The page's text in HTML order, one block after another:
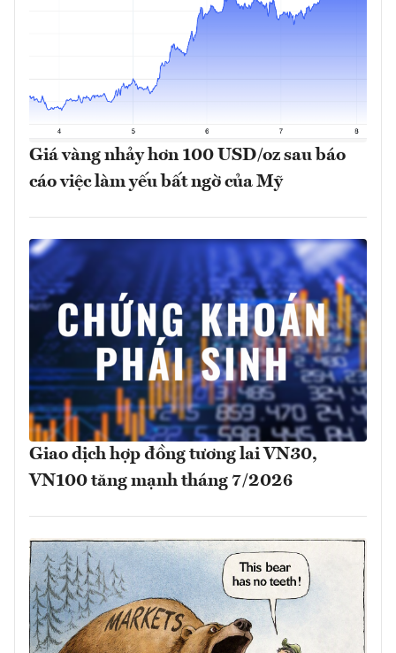
Giá vàng nhảy hơn 100 USD/oz sau báo
cáo việc làm yếu bất ngờ của Mỹ
Giao dịch hợp đồng tương lai VN30,
VN100 tăng mạnh tháng 7/2026